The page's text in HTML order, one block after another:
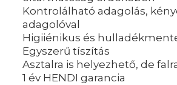
Kontrolálható adagolás,
adagolóval
Higiiénikus és
Egyszerű tíszítás
Asztalra is helyezhető, de
1 év HENDI garancia